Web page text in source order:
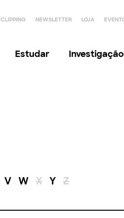
CLIPPING NEWSLETTER LOJA
Estudar Investigação
V W X Y Z